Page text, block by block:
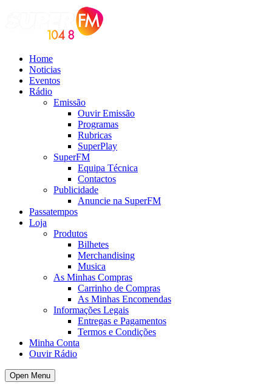
Home
Noticias
Eventos
Rádio
Emissão
Ouvir Emissão
Programas
Rubricas
SuperPlay
SuperFM
Equipa Técnica
Contactos
Publicidade
Anuncie na SuperFM
Passatempos
Loja
Produtos
Bilhetes
Merchandising
Musica
As Minhas Compras
Carrinho de Compras
As Minhas Encomendas
Informações Legais
Entregas e Pagamentos
Termos e Condições
Minha Conta
Ouvir Rádio
Open Menu